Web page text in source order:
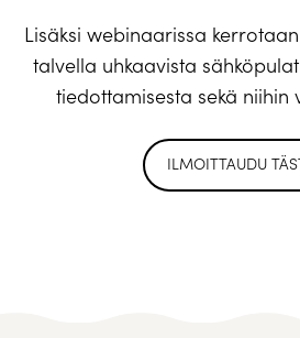
Lisäksi webinaarissa
talvella uhkaavista
tiedottamisesta sekä niihin
ILMOITTAUDU